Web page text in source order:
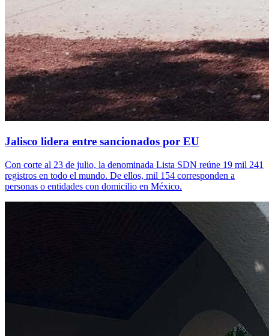
Jalisco lidera entre sancionados por EU
Con corte al 23 de julio, la denominada Lista SDN reúne 19 mil 241
registros en todo el mundo. De ellos, mil 154 corresponden a
personas o entidades con domicilio en México.